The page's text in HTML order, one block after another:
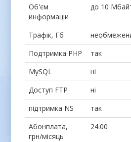
Об'єм
информаціи
до 10
Трафік, Гб
Подтримка PHP
так
MySQL
ні
Доступ FTP
ні
підтримка NS
так
Абонплата,
грн/місяць
24.00